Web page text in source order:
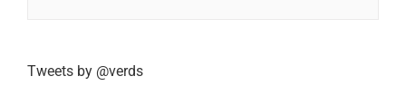
Tweets by @verds